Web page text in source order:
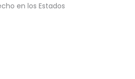
en los Estados